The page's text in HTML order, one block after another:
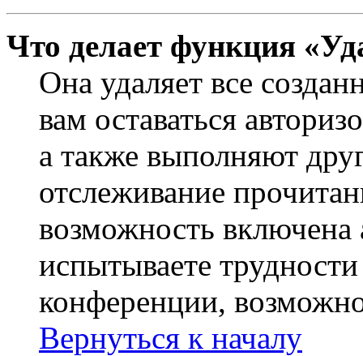
Что делает функция
Она удаляет все
вам оставаться
а также выполняют
отслеживание
возможность
испытываете
конференции,
Вернуться к началу